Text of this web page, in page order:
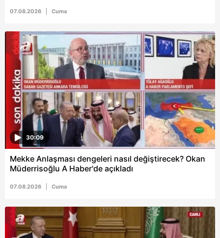
6698 sayılı Kişisel Verilerin Korunması Kanunu uyarınca
ilgili mevzuata uygun olarak kullanılan çerezlerle ilgili bilgi
almak için lütfentıklayınız
07.08.2026 Cuma
30:09
Mekke Anlaşması dengeleri nasıl değiştirecek? Okan
Müderrisoğlu A Haber'de açıkladı
07.08.2026 Cuma